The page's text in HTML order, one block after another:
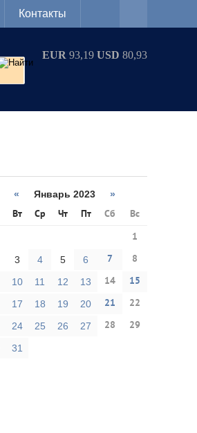
Контакты
EUR 93,19 USD 80,93
« Январь 2023 »
Вт Ср Чт Пт Сб
Вс
1
3 4 5 6 7 8
10 11 12 13 14 15
17 18 19 20 21 22
24 25 26 27 28 29
31